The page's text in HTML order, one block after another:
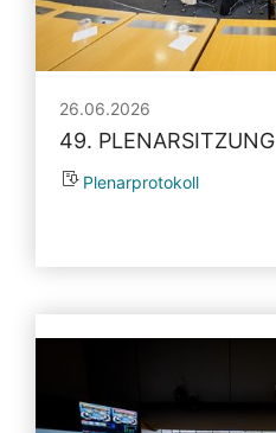
26.06.2026
49. PLENARSITZUNG
Plenarprotokoll